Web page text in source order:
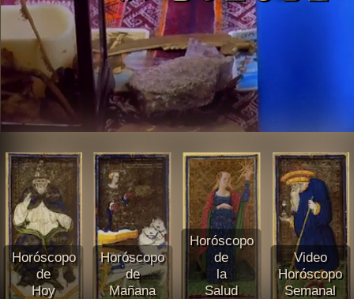
Horóscopo
de
Hoy
Horóscopo
de
Mañana
Horóscopo
de
la
Salud
Video
Horóscopo
Semanal